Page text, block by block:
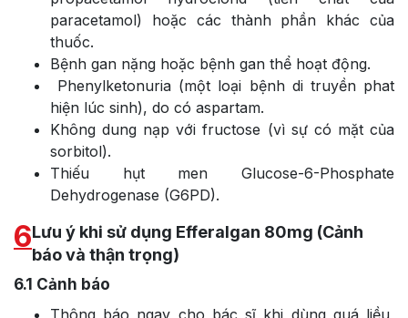
paracetamol) hoặc các thành phần khác của
thuốc.
Bệnh gan nặng hoặc bệnh gan thể hoạt động.
Phenylketonuria (một loại bệnh di truyền phat
hiện lúc sinh), do có aspartam.
Không dung nạp với fructose (vì sự có mặt của
sorbitol).
Thiếu hụt men Glucose-6-Phosphate
Dehydrogenase (G6PD).
6Lưu ý khi sử dụng Efferalgan 80mg (Cảnh
báo và thận trọng)
6.1 Cảnh báo